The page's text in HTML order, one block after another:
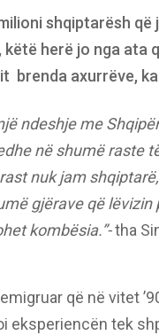
shqiptarësh që
herë jo nga ata
brenda axurrëve,
ndeshje me
në shumë raste
nuk jam
gjërave që lëvizin
kombësia.”-tha
që në vitet
eksperiencën tek